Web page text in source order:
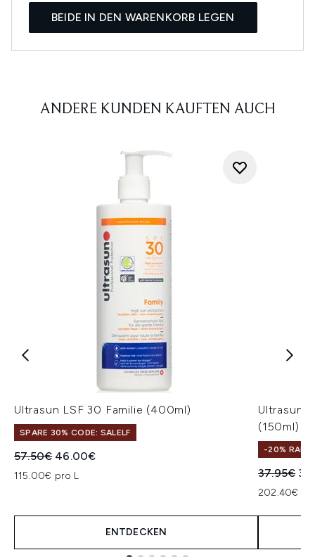
BEIDE IN DEN WARENKORB LEGEN
ANDERE KUNDEN KAUFTEN AUCH
Ultrasun LSF 30 Familie (400ml)
SPARE 30% CODE: SALELF
Unverbindliche Preisempfehlung:
57.50€ Aktueller Preis:
46.00€
115.00€ pro L
ENTDECKEN
Ultrasun
(150ml)
-20%
37.95€
202.40€